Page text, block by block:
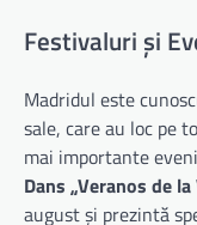
Festivaluri și
Madridul este
sale, care au loc pe
mai importante
Dans „Veranos de
august și prezintă